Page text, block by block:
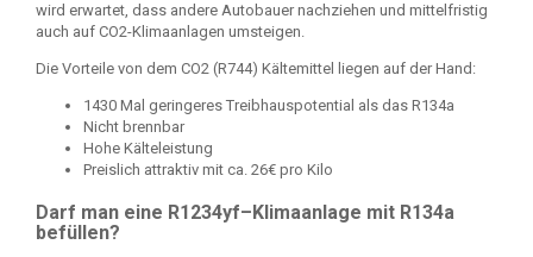
wird erwartet, dass andere Autobauer nachziehen und mittelfristig
auch auf CO2-Klimaanlagen umsteigen.
Die Vorteile von dem CO2 (R744) Kältemittel liegen auf der Hand:
1430 Mal geringeres Treibhauspotential als das R134a
Nicht brennbar
Hohe Kälteleistung
Preislich attraktiv mit ca. 26€ pro Kilo
Darf man eine R1234yf–Klimaanlage mit R134a
befüllen?